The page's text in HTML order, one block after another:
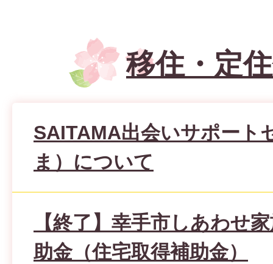
移住・定
SAITAMA出会いサポート
ま）について
【終了】幸手市しあわせ
助金（住宅取得補助金）